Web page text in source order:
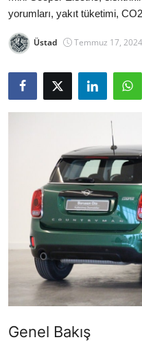
Öneriler
Paketler
Yağlar
Oto Bilgi
yorumları, yakıt tüketimi,
Üstad Temmuz 17,
Genel Bakış